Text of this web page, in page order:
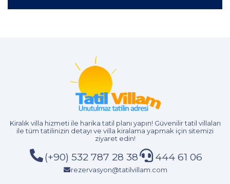
Kiralık villa hizmetiile harika tatil planı yapın! Güvenilir tatil villaları
ile tüm tatilinizin detayı ve villa kiralama yapmak için sitemizi
ziyaret edin!
(+90) 532 787 28 38 444 61 06
rezervasyon@tatilvillam.com